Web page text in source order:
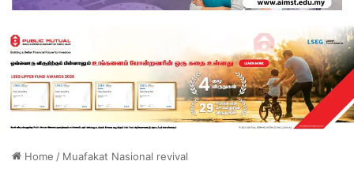
Home / Muafakat Nasional revival